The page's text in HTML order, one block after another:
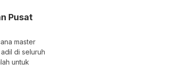
Pusat
master
di seluruh
untuk